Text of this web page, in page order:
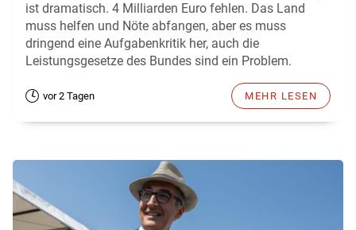
ist dramatisch. 4 Milliarden Euro fehlen. Das Land
muss helfen und Nöte abfangen, aber es muss
dringend eine Aufgabenkritik her, auch die
Leistungsgesetze des Bundes sind ein Problem.
vor 2 Tagen MEHR LESEN